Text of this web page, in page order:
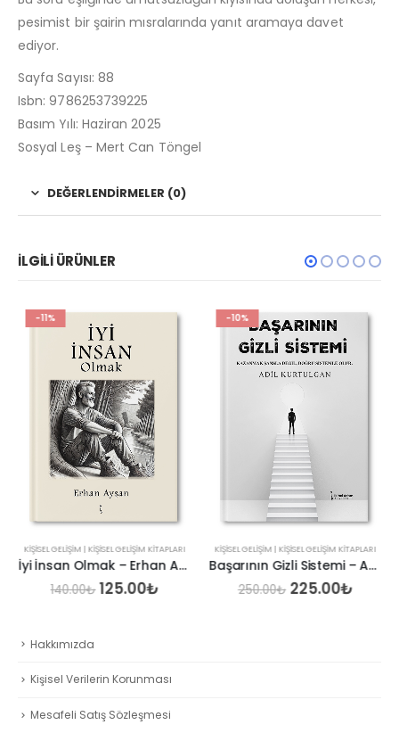
pesimist bir şairin mısralarında yanıt aramaya davet
ediyor.
Sayfa Sayısı: 88
Isbn: 9786253739225
Basım Yılı: Haziran 2025
Sosyal Leş – Mert Can Töngel
DEĞERLENDIRMELER (0)
İLGILI ÜRÜNLER
-11%
KIŞISEL GELIŞIM | KIŞISEL GELIŞIM KITAPLARI
İyi İnsan Olmak – Erhan Ayşan
140.00₺ Orijinal
125.00₺Şu
-10%
KIŞISEL GELIŞIM | KIŞISEL GELIŞIM KITAPLARI
Başarının Gizli Sistemi – Adil Kurtulgan
250.00₺ Orijinal
225.00₺Şu
Hakkımızda
Kişisel Verilerin Korunması
Mesafeli Satış Sözleşmesi